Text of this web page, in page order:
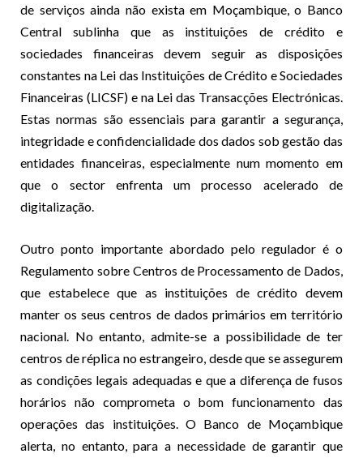
de serviços ainda não exista em Moçambique, o Banco
Central sublinha que as instituições de crédito e
sociedades financeiras devem seguir as disposições
constantes na Lei das Instituições de Crédito e Sociedades
Financeiras (LICSF) e na Lei das Transacções Electrónicas.
Estas normas são essenciais para garantir a segurança,
integridade e confidencialidade dos dados sob gestão das
entidades financeiras, especialmente num momento em
que o sector enfrenta um processo acelerado de
digitalização.
Outro ponto importante abordado pelo regulador é o
Regulamento sobre Centros de Processamento de Dados,
que estabelece que as instituições de crédito devem
manter os seus centros de dados primários em território
nacional. No entanto, admite-se a possibilidade de ter
centros de réplica no estrangeiro, desde que se assegurem
as condições legais adequadas e que a diferença de fusos
horários não comprometa o bom funcionamento das
operações das instituições. O Banco de Moçambique
alerta, no entanto, para a necessidade de garantir que